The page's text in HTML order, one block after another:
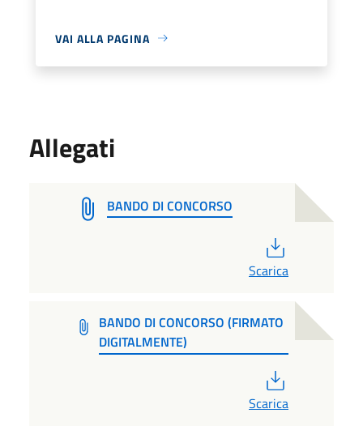
VAI ALLA PAGINA
Allegati
BANDO DI CONCORSO
Scarica
BANDO DI CONCORSO (FIRMATO
DIGITALMENTE)
Scarica